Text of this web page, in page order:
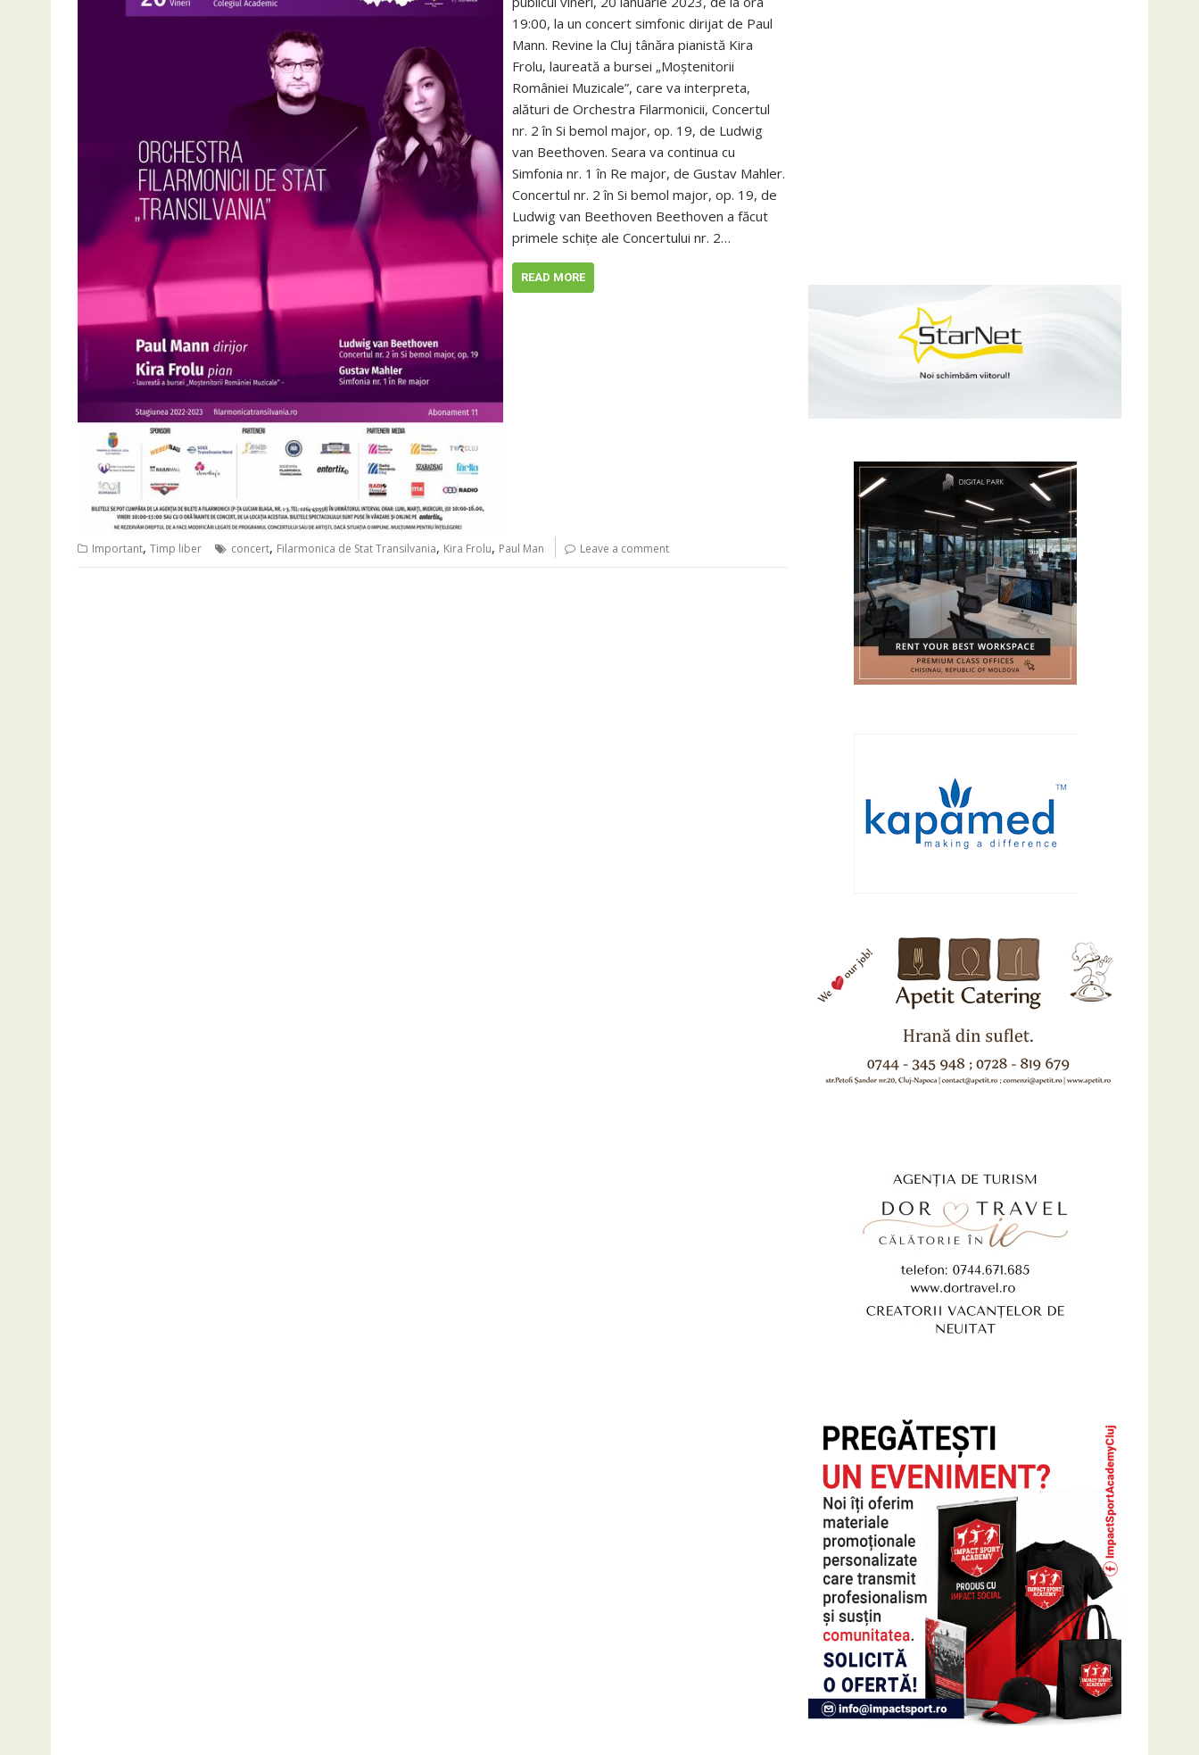
19:00, la un concert simfonic dirijat de Paul
Mann. Revine la Cluj tânăra pianistă Kira
Frolu, laureată a bursei „Moștenitorii
României Muzicale”, care va interpreta,
alături de Orchestra Filarmonicii, Concertul
nr. 2 în Si bemol major, op. 19, de Ludwig
van Beethoven. Seara va continua cu
Simfonia nr. 1 în Re major, de Gustav Mahler.
Concertul nr. 2 în Si bemol major, op. 19, de
Ludwig van Beethoven Beethoven a făcut
primele schițe ale Concertului nr. 2…
READ MORE
Important, Timp liber concert, Filarmonica de Stat Transilvania, Kira Frolu, Paul Man Leave a comment